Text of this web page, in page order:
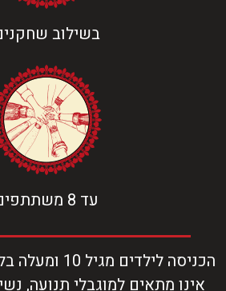
בשילוב
עד 8 משתתפים
הכניסה לילדים
אינו מתאים למוגבלי תנועה,